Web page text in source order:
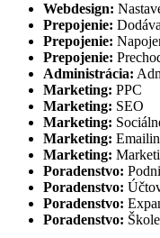
Webdesign:
Prepojenie:
Prepojenie:
Prepojenie:
Administrácia:
Marketing: PPC
Marketing: SEO
Marketing:
Marketing:
Marketing:
Poradenstvo:
Poradenstvo:
Poradenstvo:
Poradenstvo: